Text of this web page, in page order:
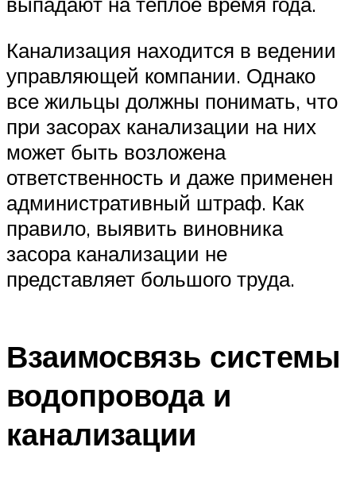
Канализация находится в ведении
управляющей компании. Однако
все жильцы должны понимать, что
при засорах канализации на них
может быть возложена
ответственность и даже применен
административный штраф. Как
правило, выявить виновника
засора канализации не
представляет большого труда.
Взаимосвязь системы
водопровода и
канализации